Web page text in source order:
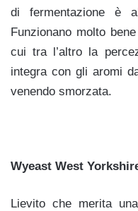
di fermentazione è
Funzionano molto
cui tra l’altro la
integra con gli aromi
venendo smorzata.
Wyeast West
Lievito che merita